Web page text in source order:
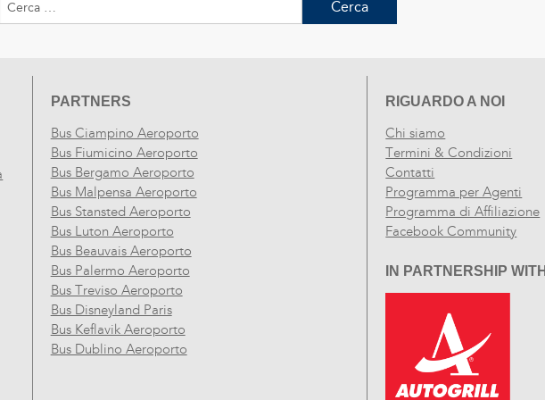
PARTNERS
Bus Ciampino Aeroporto
Bus Fiumicino Aeroporto
Bus Bergamo Aeroporto
Bus Malpensa Aeroporto
Bus Stansted Aeroporto
Bus Luton Aeroporto
Bus Beauvais Aeroporto
Bus Palermo Aeroporto
Bus Treviso Aeroporto
Bus Disneyland Paris
Bus Keflavik Aeroporto
Bus Dublino Aeroporto
RIGUARDO A NOI
Chi siamo
Termini & Condizioni
Contatti
Programma per Agenti
Programma di Affiliazione
Facebook Community
IN PARTNERSHIP WITH